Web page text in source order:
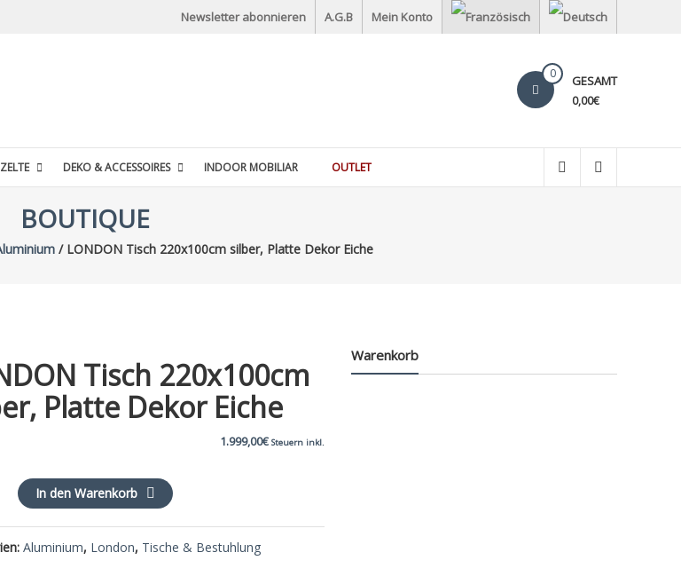
Newsletter abonnieren A.G.B Mein Konto
0 GESAMT
0,00€
DEKO & ACCESSOIRES INDOOR MOBILIAR OUTLET
BOUTIQUE
/ LONDON Tisch 220x100cm silber, Platte Dekor Eiche
Tisch 220x100cm
Platte Dekor Eiche
1.999,00€ Steuern inkl.
In den Warenkorb
Aluminium, London, Tische & Bestuhlung
Warenkorb